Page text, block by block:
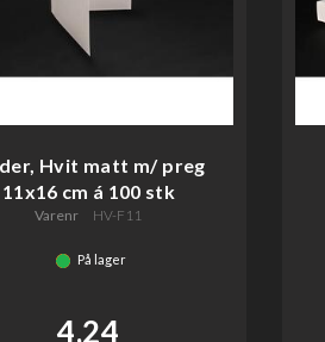
Hvit matt m/ preg
11x16 cm á 100 stk
Varenr HV-F11
På lager
4,24